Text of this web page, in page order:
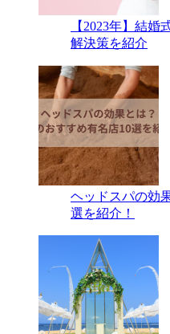
【2023年】結婚
解決策を紹介
ヘッドスパの効
選を紹介！